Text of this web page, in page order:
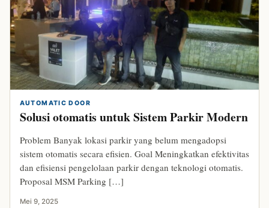
AUTOMATIC DOOR
Solusi otomatis untuk Sistem Parkir Modern
Problem Banyak lokasi parkir yang belum mengadopsi
sistem otomatis secara efisien. Goal Meningkatkan efektivitas
dan efisiensi pengelolaan parkir dengan teknologi otomatis.
Proposal MSM Parking […]
Mei 9, 2025